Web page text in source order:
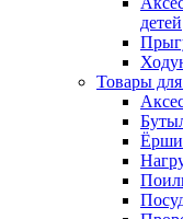
детей
Товары